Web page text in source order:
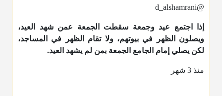
@d_alshamrani
إذا اجتمع عيد وجمعة سقطت الجمعة عمن شهد العيد،
ويصلون الظهر في بيوتهم، ولا تقام الظهر في المساجد،
لكن يصلي إمام الجامع الجمعة بمن لم يشهد العيد.
منذ 3 شهر